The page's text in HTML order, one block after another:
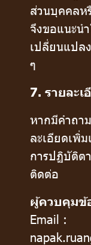
ส่วนบุคคลห
จึงขอแนะน
เปลี่ยนแปล
ๆ
7. รายละ
หากมีคำถา
ละเอียดเพิ่
การปฏิบัติต
ติดต่อ
ผู้ควบคุมข้
Email :